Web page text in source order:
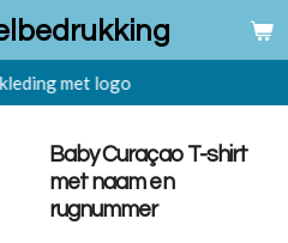
met logo
Baby Curaçao T-shirt
met naam en
rugnummer